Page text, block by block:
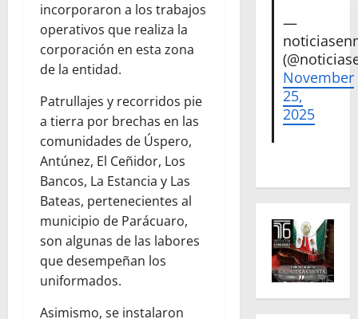
incorporaron a los trabajos
operativos que realiza la
corporación en esta zona
de la entidad.
Patrullajes y recorridos pie
a tierra por brechas en las
comunidades de Úspero,
Antúnez, El Ceñidor, Los
Bancos, La Estancia y Las
Bateas, pertenecientes al
municipio de Parácuaro,
son algunas de las labores
que desempeñan los
uniformados.
Asimismo, se instalaron
—
November
25,
2025